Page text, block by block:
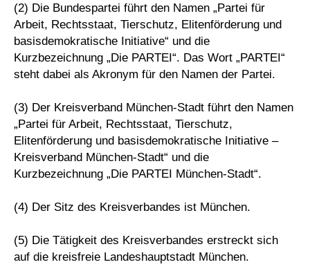
(2) Die Bundespartei führt den Namen „Partei für
Arbeit, Rechtsstaat, Tierschutz, Elitenförderung und
basisdemokratische Initiative“ und die
Kurzbezeichnung „Die PARTEI“. Das Wort „PARTEI“
steht dabei als Akronym für den Namen der Partei.
(3) Der Kreisverband München-Stadt führt den Namen
„Partei für Arbeit, Rechtsstaat, Tierschutz,
Elitenförderung und basisdemokratische Initiative –
Kreisverband München-Stadt“ und die
Kurzbezeichnung „Die PARTEI München-Stadt“.
(4) Der Sitz des Kreisverbandes ist München.
(5) Die Tätigkeit des Kreisverbandes erstreckt sich
auf die kreisfreie Landeshauptstadt München.